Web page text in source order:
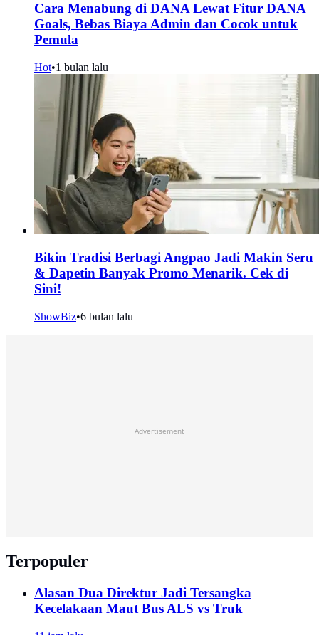
Cara Menabung di DANA Lewat Fitur DANA
Goals, Bebas Biaya Admin dan Cocok untuk
Pemula
Hot•1 bulan lalu
Bikin Tradisi Berbagi Angpao Jadi Makin Seru
& Dapetin Banyak Promo Menarik. Cek di
Sini!
ShowBiz•6 bulan lalu
Advertisement
Terpopuler
Alasan Dua Direktur Jadi Tersangka
Kecelakaan Maut Bus ALS vs Truk